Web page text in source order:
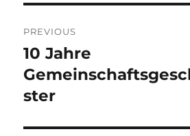
navigation
PREVIOUS
Previous
post:
10 Jahre
ster